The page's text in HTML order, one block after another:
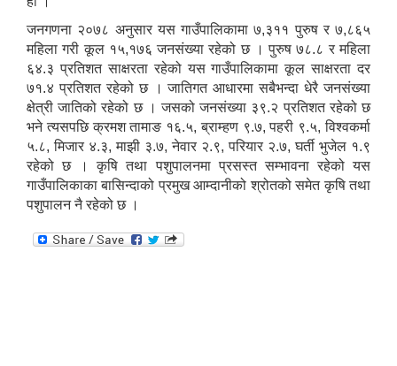
जनगणना २०७८ अनुसार यस गाउँपालिकामा ७,३११ पुरुष र ७,८६५
महिला गरी कूल १५,१७६ जनसंख्या रहेको छ । पुरुष ७८.८ र महिला
६४.३ प्रतिशत साक्षरता रहेको यस गाउँपालिकामा कूल साक्षरता दर
७१.४ प्रतिशत रहेको छ । जातिगत आधारमा सबैभन्दा धेरै जनसंख्या
क्षेत्री जातिको रहेको छ । जसको जनसंख्या ३९.२ प्रतिशत रहेको छ
भने त्यसपछि क्रमश तामाङ १६.५, ब्राम्हण ९.७, पहरी ९.५, विश्वकर्मा
५.८, मिजार ४.३, माझी ३.७, नेवार २.९, परियार २.७, घर्ती भुजेल १.९
रहेको छ । कृषि तथा पशुपालनमा प्रसस्त सम्भावना रहेको यस
गाउँपालिकाका बासिन्दाको प्रमुख आम्दानीको श्रोतको समेत कृषि तथा
पशुपालन नै रहेको छ ।